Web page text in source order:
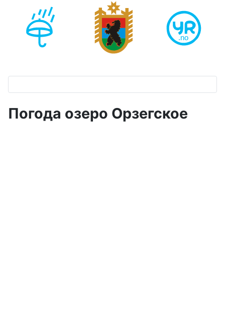
Погода озеро Орзегское